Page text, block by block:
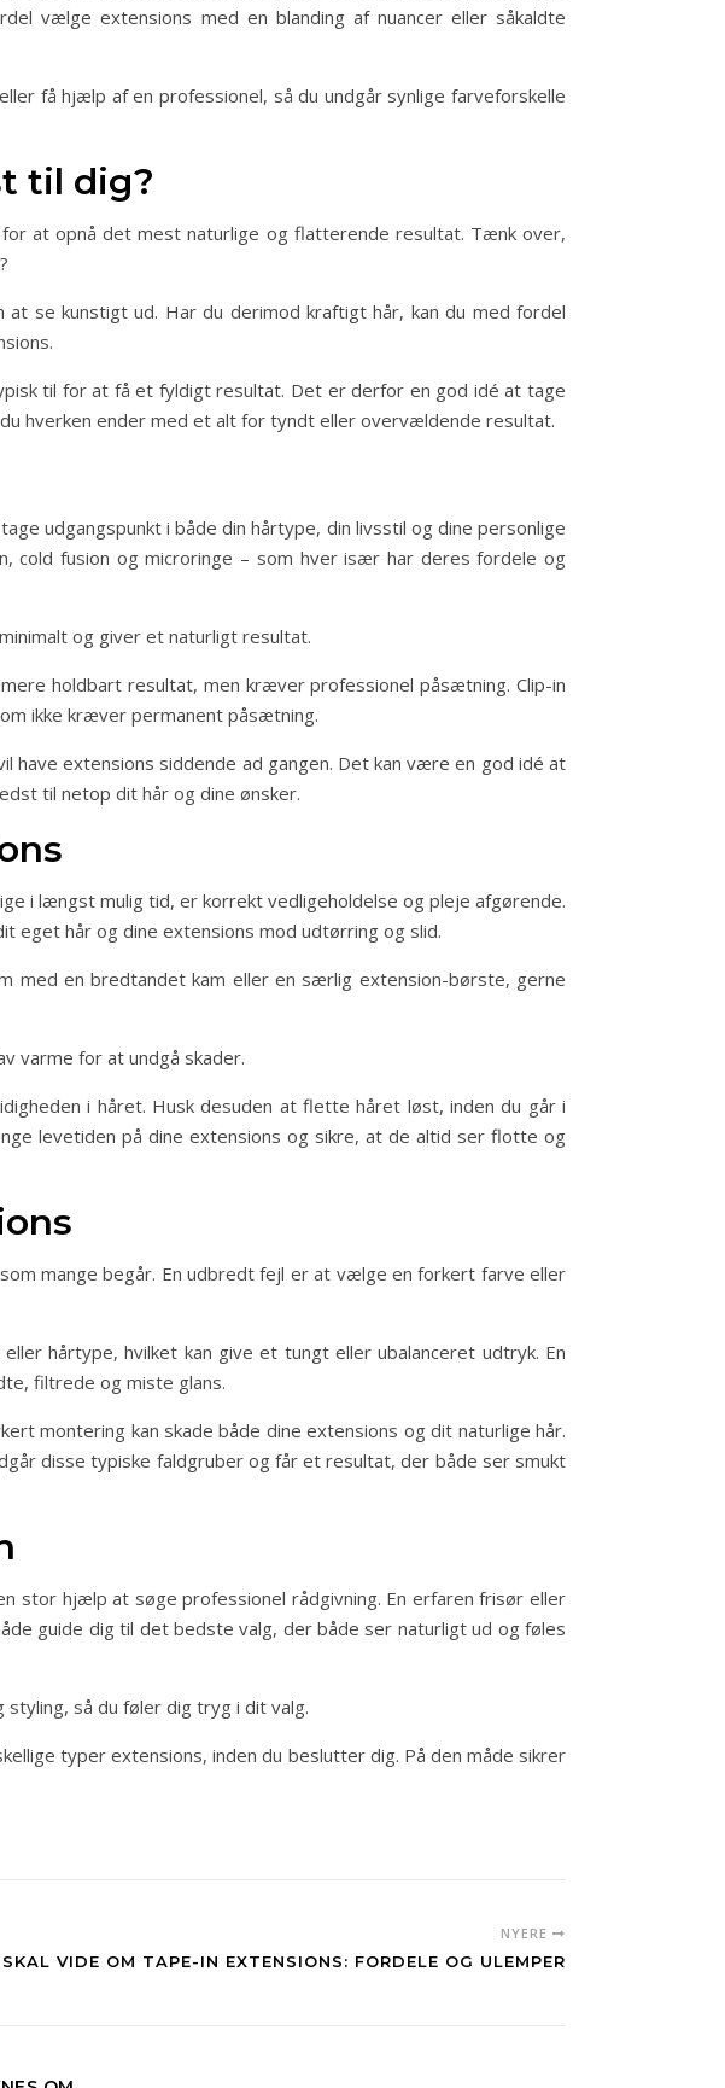
vælge extensions med en blanding af nuancer eller såkaldte
få hjælp af en professionel, så du undgår synlige farveforskelle
til dig?
at opnå det mest naturlige og flatterende resultat. Tænk over,
se kunstigt ud. Har du derimod kraftigt hår, kan du med fordel
til for at få et fyldigt resultat. Det er derfor en god idé at tage
hverken ender med et alt for tyndt eller overvældende resultat.
udgangspunkt i både din hårtype, din livsstil og dine personlige
cold fusion og microringe – som hver især har deres fordele og
og giver et naturligt resultat.
holdbart resultat, men kræver professionel påsætning. Clip-in
ikke kræver permanent påsætning.
extensions siddende ad gangen. Det kan være en god idé at
til netop dit hår og dine ønsker.
i længst mulig tid, er korrekt vedligeholdelse og pleje afgørende.
eget hår og dine extensions mod udtørring og slid.
med en bredtandet kam eller en særlig extension-børste, gerne
varme for at undgå skader.
i håret. Husk desuden at flette håret løst, inden du går i
levetiden på dine extensions og sikre, at de altid ser flotte og
mange begår. En udbredt fejl er at vælge en forkert farve eller
hårtype, hvilket kan give et tungt eller ubalanceret udtryk. En
filtrede og miste glans.
montering kan skade både dine extensions og dit naturlige hår.
disse typiske faldgruber og får et resultat, der både ser smukt
stor hjælp at søge professionel rådgivning. En erfaren frisør eller
guide dig til det bedste valg, der både ser naturligt ud og føles
styling, så du føler dig tryg i dit valg.
typer extensions, inden du beslutter dig. På den måde sikrer
NYERE
VIDE OM TAPE-IN EXTENSIONS: FORDELE OG ULEMPER